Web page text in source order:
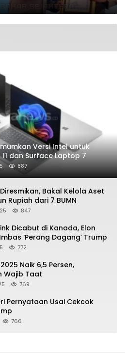
Versi Intel untuk
dan Surface Laptop 7
887
Bakal Kelola Aset
Rupiah dari 7 BUMN
847
Dicabut di Kanada, Elon
‘Perang Dagang’ Trump
772
Naik 6,5 Persen,
Wajib Taat
769
Pernyataan Usai Cekcok
766